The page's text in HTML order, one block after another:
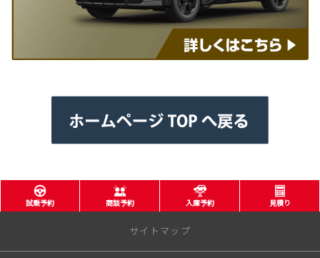
試乗予約 商談予約 入庫予約 見積り
サイトマップ